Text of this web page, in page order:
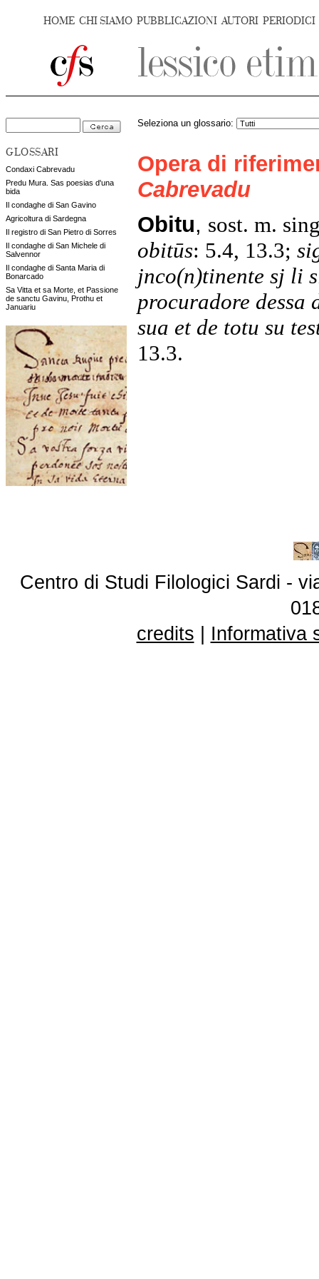
HOME CHI SIAMO PUBBLICAZIONI AUTORI PERIODICI
GLOSSARI
Condaxi Cabrevadu
Predu Mura. Sas poesias d'una
bida
Il condaghe di San Gavino
Agricoltura di Sardegna
Il registro di San Pietro di Sorres
Il condaghe di San Michele di
Salvennor
Il condaghe di Santa Maria di
Bonarcado
Sa Vitta et sa Morte, et Passione
de sanctu Gavinu, Prothu et
Januariu
Seleziona un glossario:
Opera di
Cabrevadu
Obitu, sost. m.
obitūs: 5.4, 13.3;
jnco(n)tinente sj li
procuradore dessa
sua et de totu su
13.3.
Centro di Studi Filologici Sardi -
credits
Informativa